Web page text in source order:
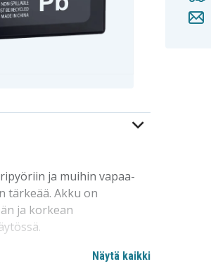
ja muihin vapaa-
tärkeää. Akku on
ja korkean
ja vuotamattoman.
Näytä kaikki